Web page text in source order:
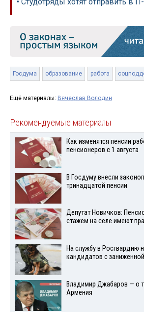
Госдума образование работа
Ещё материалы: Вячеслав Володин
Рекомендуемые материалы
Как изменятся пенсии
пенсионеров с 1 августа
В Госдуму внесли
тринадцатой пенсии
Депутат Новичков:
стажем на селе имеют
На службу в Росгвардию
кандидатов с
Владимир Джабаров — о
Армения